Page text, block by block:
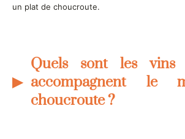
un plat de choucroute.
Quels sont les vins
accompagnent le
choucroute ?